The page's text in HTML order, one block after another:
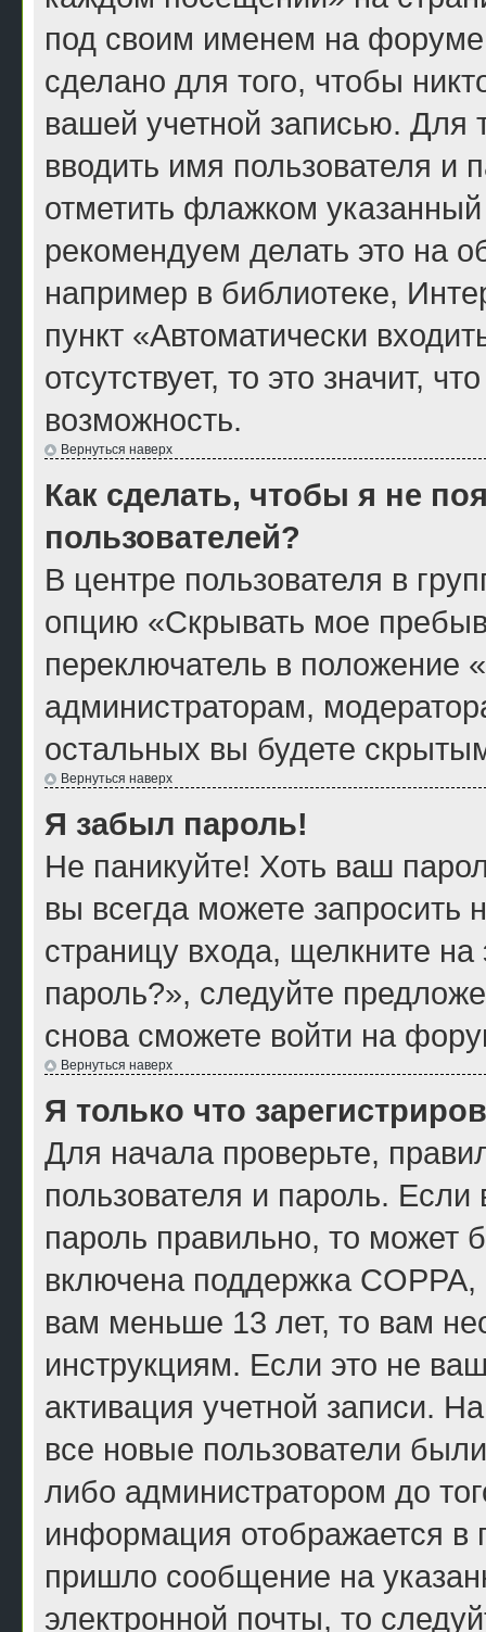
под своим именем на
сделано для того, чтобы
вашей учетной записью. Для
вводить имя пользователя
отметить флажком
рекомендуем делать это на
например в библиотеке,
пункт «Автоматически
отсутствует, то это значит,
возможность.
Вернуться наверх
Как сделать, чтобы я не
пользователей?
В центре пользователя в
опцию «Скрывать мое
переключатель в положение
администраторам,
остальных вы будете
Вернуться наверх
Я забыл пароль!
Не паникуйте! Хоть ваш
вы всегда можете запросить
страницу входа, щелкните
пароль?», следуйте
снова сможете войти на
Вернуться наверх
Я только что
Для начала проверьте,
пользователя и пароль.
пароль правильно, то может
включена поддержка
вам меньше 13 лет, то вам
инструкциям. Если это не
активация учетной записи.
все новые пользователи
либо администратором до
информация отображается в
пришло сообщение на
электронной почты, то